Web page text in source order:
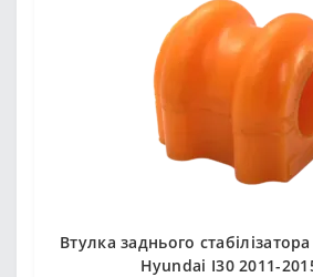
Втулка заднього
Hyundai I30 2011-